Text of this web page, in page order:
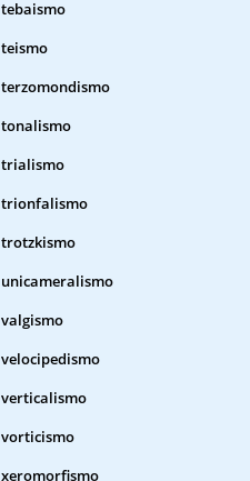
tebaismo
teismo
terzomondismo
tonalismo
trialismo
trionfalismo
trotzkismo
unicameralismo
valgismo
velocipedismo
verticalismo
vorticismo
xeromorfismo